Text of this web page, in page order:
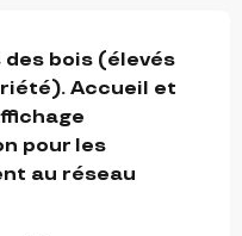
bois (élevés
Accueil et
pour les
au réseau